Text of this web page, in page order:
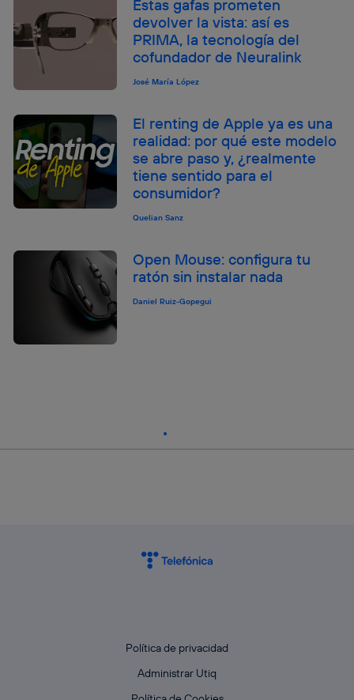
Estas gafas prometen
devolver la vista: así es
PRIMA, la tecnología del
cofundador de Neuralink
José María López
El renting de Apple ya es una
realidad: por qué este modelo
se abre paso y, ¿realmente
tiene sentido para el
consumidor?
Quelian Sanz
Open Mouse: configura tu
ratón sin instalar nada
Daniel Ruiz-Gopegui
Política de privacidad
Administrar Utiq